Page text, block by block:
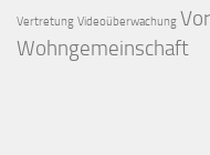
Vertretung Videoüberwachung
Wohngemeinschaft